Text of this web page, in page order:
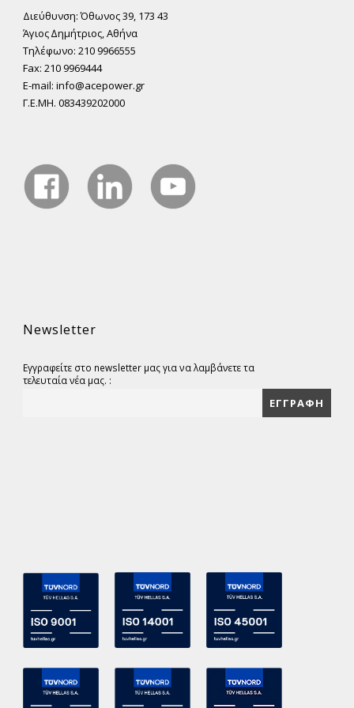
Διεύθυνση: Όθωνος 39, 173 43
Άγιος ∆ηµήτριος, Αθήνα
Τηλέφωνο: 210 9966555
Fax: 210 9969444
E-mail: info@acepower.gr
Γ.Ε.ΜΗ. 083439202000
Newsletter
Εγγραφείτε στο newsletter μας για να λαμβάνετε τα
τελευταία νέα μας. :